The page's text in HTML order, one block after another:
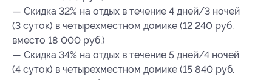
— Скидка 32% на отдых в течение 4 дней/3 ночей
(3 суток) в четырехместном домике (12 240 руб.
вместо 18 000 руб.)
— Скидка 34% на отдых в течение 5 дней/4 ночей
(4 суток) в четырехместном домике (15 840 руб.